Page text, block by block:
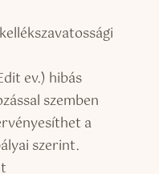
ev.) hibás
szemben
a
szerint.